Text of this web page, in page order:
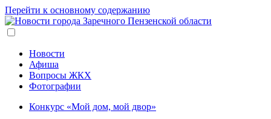
Перейти к основному содержанию
Новости
Афиша
Вопросы ЖКХ
Фотографии
Конкурс «Мой дом, мой двор»